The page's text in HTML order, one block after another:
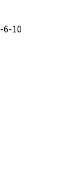
6-10